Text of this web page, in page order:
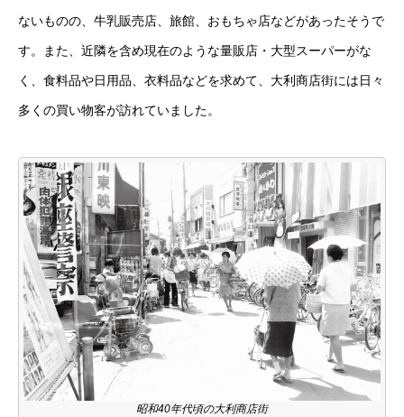
ないものの、牛乳販売店、旅館、おもちゃ店などがあったそうで
す。また、近隣を含め現在のような量販店・大型スーパーがな
く、食料品や日用品、衣料品などを求めて、大利商店街には日々
多くの買い物客が訪れていました。
昭和40年代頃の大利商店街